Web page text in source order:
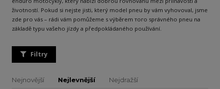
životností. Pokud si nejste jisti, který model pneu by vám vyhovoval, jsme
zde pro vás – rádi vám pomůžeme s výběrem того správného pneu na
základě typu vašeho jízdy a předpokládaného používání.
Filtry
Nejnovější Nejlevnější Nejdražší